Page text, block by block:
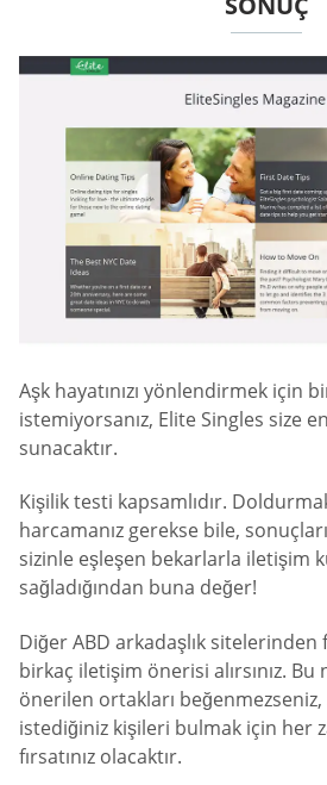
Aşk hayatınızı yönlendirmek için
istemiyorsanız, Elite Singles size
sunacaktır.
Kişilik testi kapsamlıdır.
harcamanız gerekse bile,
sizinle eşleşen bekarlarla iletişim
sağladığından buna değer!
Diğer ABD arkadaşlık sitelerinden
birkaç iletişim önerisi alırsınız.
önerilen ortakları
istediğiniz kişileri bulmak için her
fırsatınız olacaktır.